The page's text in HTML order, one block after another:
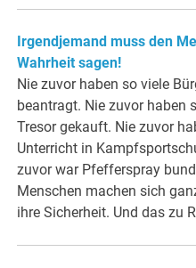
Irgendjemand muss den
Wahrheit sagen!
Nie zuvor haben so viele
beantragt. Nie zuvor haben
Tresor gekauft. Nie zuvor
Unterricht in
zuvor war Pfefferspray
Menschen machen sich
ihre Sicherheit. Und das zu